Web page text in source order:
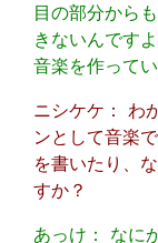
目の部分から
きないんです
音楽を作って
ニシケケ： わ
ンとして音楽
を書いたり、
すか？
あっけ： なに